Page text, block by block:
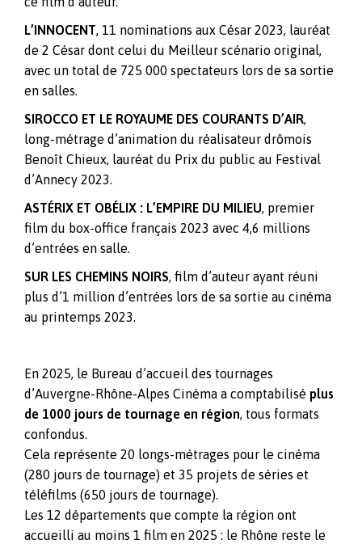
L’INNOCENT, 11 nominations aux César 2023, lauréat
de 2 César dont celui du Meilleur scénario original,
avec un total de 725 000 spectateurs lors de sa sortie
en salles.
SIROCCO ET LE ROYAUME DES COURANTS D’AIR,
long-métrage d’animation du réalisateur drômois
Benoît Chieux, lauréat du Prix du public au Festival
d’Annecy 2023.
ASTÉRIX ET OBÉLIX : L’EMPIRE DU MILIEU, premier
film du box-office français 2023 avec 4,6 millions
d’entrées en salle.
SUR LES CHEMINS NOIRS, film d’auteur ayant réuni
plus d’1 million d’entrées lors de sa sortie au cinéma
au printemps 2023.
En 2025, le Bureau d’accueil des tournages
d’Auvergne-Rhône-Alpes Cinéma a comptabilisé plus
de 1000 jours de tournage en région, tous formats
confondus.
Cela représente 20 longs-métrages pour le cinéma
(280 jours de tournage) et 35 projets de séries et
téléfilms (650 jours de tournage).
Les 12 départements que compte la région ont
accueilli au moins 1 film en 2025 : le Rhône reste le